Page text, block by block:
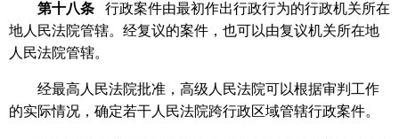
第十八条
行政案件由最初作出行政行为的行政机关所在
地人民法院管辖。经复议的案件，也可以由复议机关所在地
人民法院管辖。
经最高人民法院批准，高级人民法院可以根据审判工作
的实际情况，确定若干人民法院跨行政区域管辖行政案件。